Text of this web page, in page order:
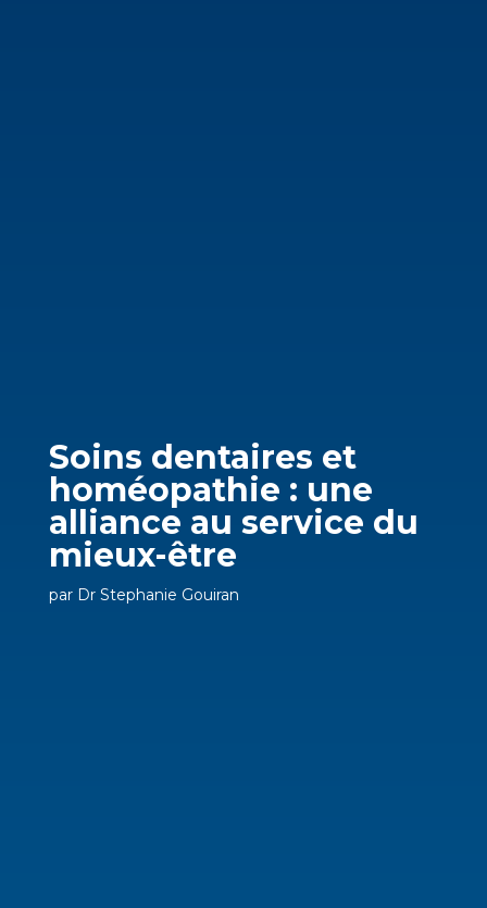
Soins dentaires et
homéopathie : une
alliance au service du
mieux-être
par Dr Stephanie Gouiran